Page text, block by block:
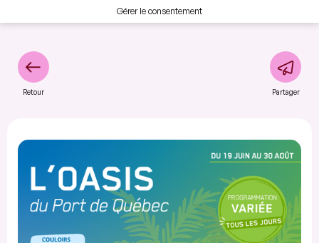
Gérer le consentement
Retour Partager